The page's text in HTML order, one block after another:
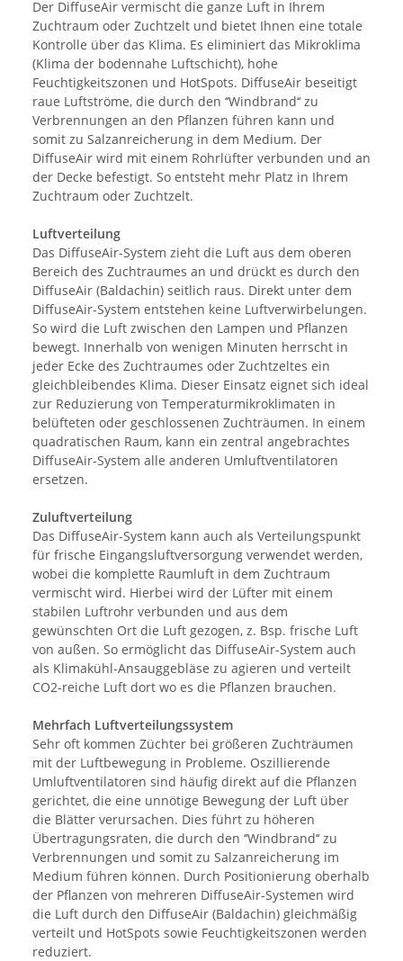
Der DiffuseAir vermischt die ganze Luft in Ihrem
Zuchtraum oder Zuchtzelt und bietet Ihnen eine totale
Kontrolle über das Klima. Es eliminiert das Mikroklima
(Klima der bodennahe Luftschicht), hohe
Feuchtigkeitszonen und HotSpots. DiffuseAir beseitigt
raue Luftströme, die durch den ‘‘Windbrand‘‘ zu
Verbrennungen an den Pflanzen führen kann und
somit zu Salzanreicherung in dem Medium. Der
DiffuseAir wird mit einem Rohrlüfter verbunden und an
der Decke befestigt. So entsteht mehr Platz in Ihrem
Zuchtraum oder Zuchtzelt.
Luftverteilung
Das DiffuseAir-System zieht die Luft aus dem oberen
Bereich des Zuchtraumes an und drückt es durch den
DiffuseAir (Baldachin) seitlich raus. Direkt unter dem
DiffuseAir-System entstehen keine Luftverwirbelungen.
So wird die Luft zwischen den Lampen und Pflanzen
bewegt. Innerhalb von wenigen Minuten herrscht in
jeder Ecke des Zuchtraumes oder Zuchtzeltes ein
gleichbleibendes Klima. Dieser Einsatz eignet sich ideal
zur Reduzierung von Temperaturmikroklimaten in
belüfteten oder geschlossenen Zuchträumen. In einem
quadratischen Raum, kann ein zentral angebrachtes
DiffuseAir-System alle anderen Umluftventilatoren
ersetzen.
Zuluftverteilung
Das DiffuseAir-System kann auch als Verteilungspunkt
für frische Eingangsluftversorgung verwendet werden,
wobei die komplette Raumluft in dem Zuchtraum
vermischt wird. Hierbei wird der Lüfter mit einem
stabilen Luftrohr verbunden und aus dem
gewünschten Ort die Luft gezogen, z. Bsp. frische Luft
von außen. So ermöglicht das DiffuseAir-System auch
als Klimakühl-Ansauggebläse zu agieren und verteilt
CO2-reiche Luft dort wo es die Pflanzen brauchen.
Mehrfach Luftverteilungssystem
Sehr oft kommen Züchter bei größeren Zuchträumen
mit der Luftbewegung in Probleme. Oszillierende
Umluftventilatoren sind häufig direkt auf die Pflanzen
gerichtet, die eine unnötige Bewegung der Luft über
die Blätter verursachen. Dies führt zu höheren
Übertragungsraten, die durch den ‘‘Windbrand‘‘ zu
Verbrennungen und somit zu Salzanreicherung im
Medium führen können. Durch Positionierung oberhalb
der Pflanzen von mehreren DiffuseAir-Systemen wird
die Luft durch den DiffuseAir (Baldachin) gleichmäßig
verteilt und HotSpots sowie Feuchtigkeitszonen werden
reduziert.